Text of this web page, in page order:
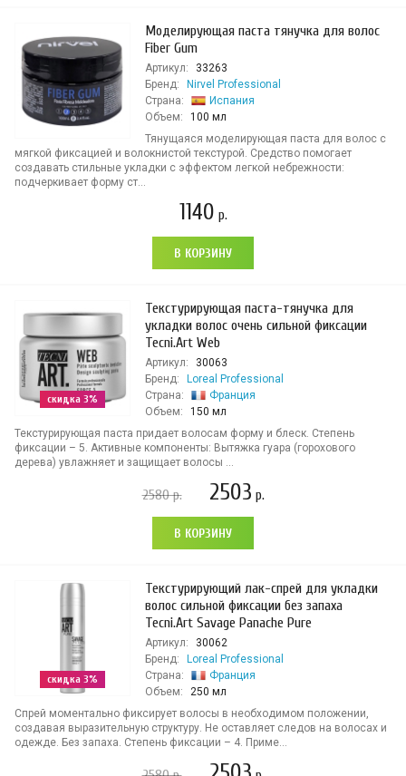
Моделирующая паста тянучка для волос
Fiber Gum
Артикул:
33263
Бренд:
Nirvel Professional
Страна:
Испания
Объем:
100 мл
Тянущаяся моделирующая паста для волос с
мягкой фиксацией и волокнистой текстурой. Средство помогает
создавать стильные укладки с эффектом легкой небрежности:
подчеркивает форму ст...
1140 р.
В КОРЗИНУ
скидка 3%
Текстурирующая паста-тянучка для
укладки волос очень сильной фиксации
Tecni.Art Web
Артикул:
30063
Бренд:
Loreal Professional
Страна:
Франция
Объем:
150 мл
Текстурирующая паста придает волосам форму и блеск. Степень
фиксации – 5. Активные компоненты: Вытяжка гуара (горохового
дерева) увлажняет и защищает волосы ...
2580р. 2503 р.
В КОРЗИНУ
скидка 3%
Текстурирующий лак-спрей для укладки
волос сильной фиксации без запаха
Tecni.Art Savage Panache Pure
Артикул:
30062
Бренд:
Loreal Professional
Страна:
Франция
Объем:
250 мл
Спрей моментально фиксирует волосы в необходимом положении,
создавая выразительную структуру. Не оставляет следов на волосах и
одежде. Без запаха. Степень фиксации – 4. Приме...